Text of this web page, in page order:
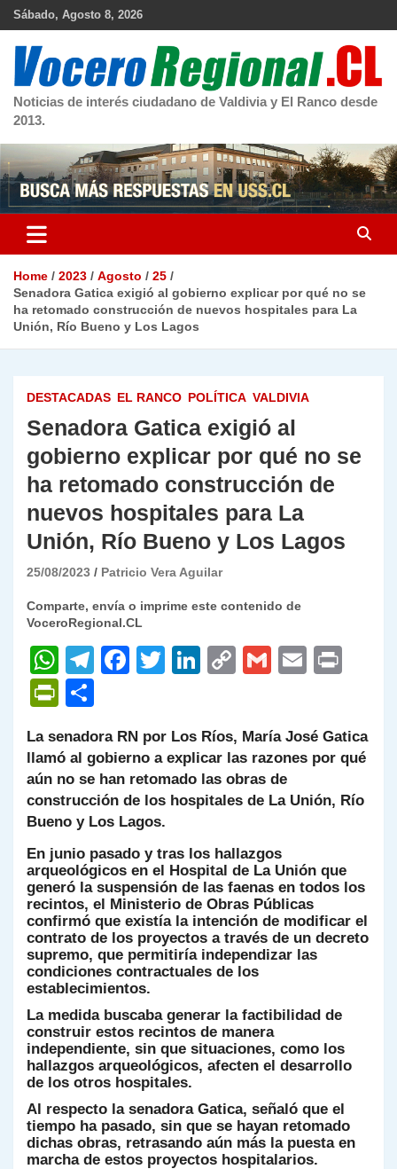
Skip
Sábado, Agosto 8, 2026
Noticias de interés ciudadano de Valdivia y El Ranco desde
2013.
Home 2023 Agosto
25
Senadora Gatica exigió al gobierno explicar por qué no se
ha retomado construcción de nuevos hospitales para La
Unión, Río Bueno y Los Lagos
DESTACADAS EL RANCO POLÍTICA VALDIVIA
Senadora Gatica exigió al
gobierno explicar por qué no se
ha retomado construcción de
nuevos hospitales para La
Unión, Río Bueno y Los Lagos
25/08/2023 Patricio Vera Aguilar
Comparte, envía o imprime este contenido de
VoceroRegional.CL
W
h
at
s
A
p
p
T
gr
a
m
F
e
b
o
o
k
T
er
Li
e
dI
n
C
y
Li
n
G
l
E
l
P
nt
Fr
ie
n
dl
y
m
p
ar
tir
La senadora RN por Los Ríos, María José Gatica
llamó al gobierno a explicar las razones por qué
aún no se han retomado las obras de
construcción de los hospitales de La Unión, Río
Bueno y Los Lagos.
En junio pasado y tras los hallazgos
arqueológicos en el Hospital de La Unión que
generó la suspensión de las faenas en todos los
recintos, el Ministerio de Obras Públicas
confirmó que existía la intención de modificar el
contrato de los proyectos a través de un decreto
supremo, que permitiría independizar las
condiciones contractuales de los
establecimientos.
La medida buscaba generar la factibilidad de
construir estos recintos de manera
independiente, sin que situaciones, como los
hallazgos arqueológicos, afecten el desarrollo
de los otros hospitales.
Al respecto la senadora Gatica, señaló que el
tiempo ha pasado, sin que se hayan retomado
dichas obras, retrasando aún más la puesta en
marcha de estos proyectos hospitalarios.